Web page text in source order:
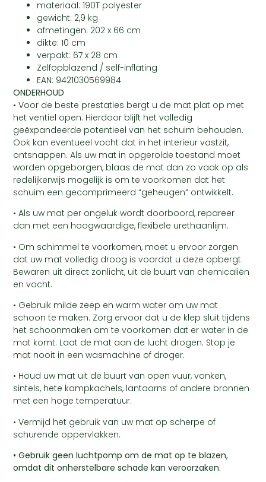
materiaal: 190T polyester
gewicht: 2,9 kg
afmetingen: 202 x 66 cm
dikte: 10 cm
verpakt: 67 x 28 cm
Zelfopblazend / self-inflating
EAN: 9421030569984
ONDERHOUD
• Voor de beste prestaties bergt u de mat plat op met
het ventiel open. Hierdoor blijft het volledig
geëxpandeerde potentieel van het schuim behouden.
Ook kan eventueel vocht dat in het interieur vastzit,
ontsnappen. Als uw mat in opgerolde toestand moet
worden opgeborgen, blaas de mat dan zo vaak op als
redelijkerwijs mogelijk is om te voorkomen dat het
schuim een gecomprimeerd “geheugen” ontwikkelt.
• Als uw mat per ongeluk wordt doorboord, repareer
dan met een hoogwaardige, flexibele urethaanlijm.
• Om schimmel te voorkomen, moet u ervoor zorgen
dat uw mat volledig droog is voordat u deze opbergt.
Bewaren uit direct zonlicht, uit de buurt van chemicaliën
en vocht.
• Gebruik milde zeep en warm water om uw mat
schoon te maken. Zorg ervoor dat u de klep sluit tijdens
het schoonmaken om te voorkomen dat er water in de
mat komt. Laat de mat aan de lucht drogen. Stop je
mat nooit in een wasmachine of droger.
• Houd uw mat uit de buurt van open vuur, vonken,
sintels, hete kampkachels, lantaarns of andere bronnen
met een hoge temperatuur.
• Vermijd het gebruik van uw mat op scherpe of
schurende oppervlakken.
• Gebruik geen luchtpomp om de mat op te blazen,
omdat dit onherstelbare schade kan veroorzaken.